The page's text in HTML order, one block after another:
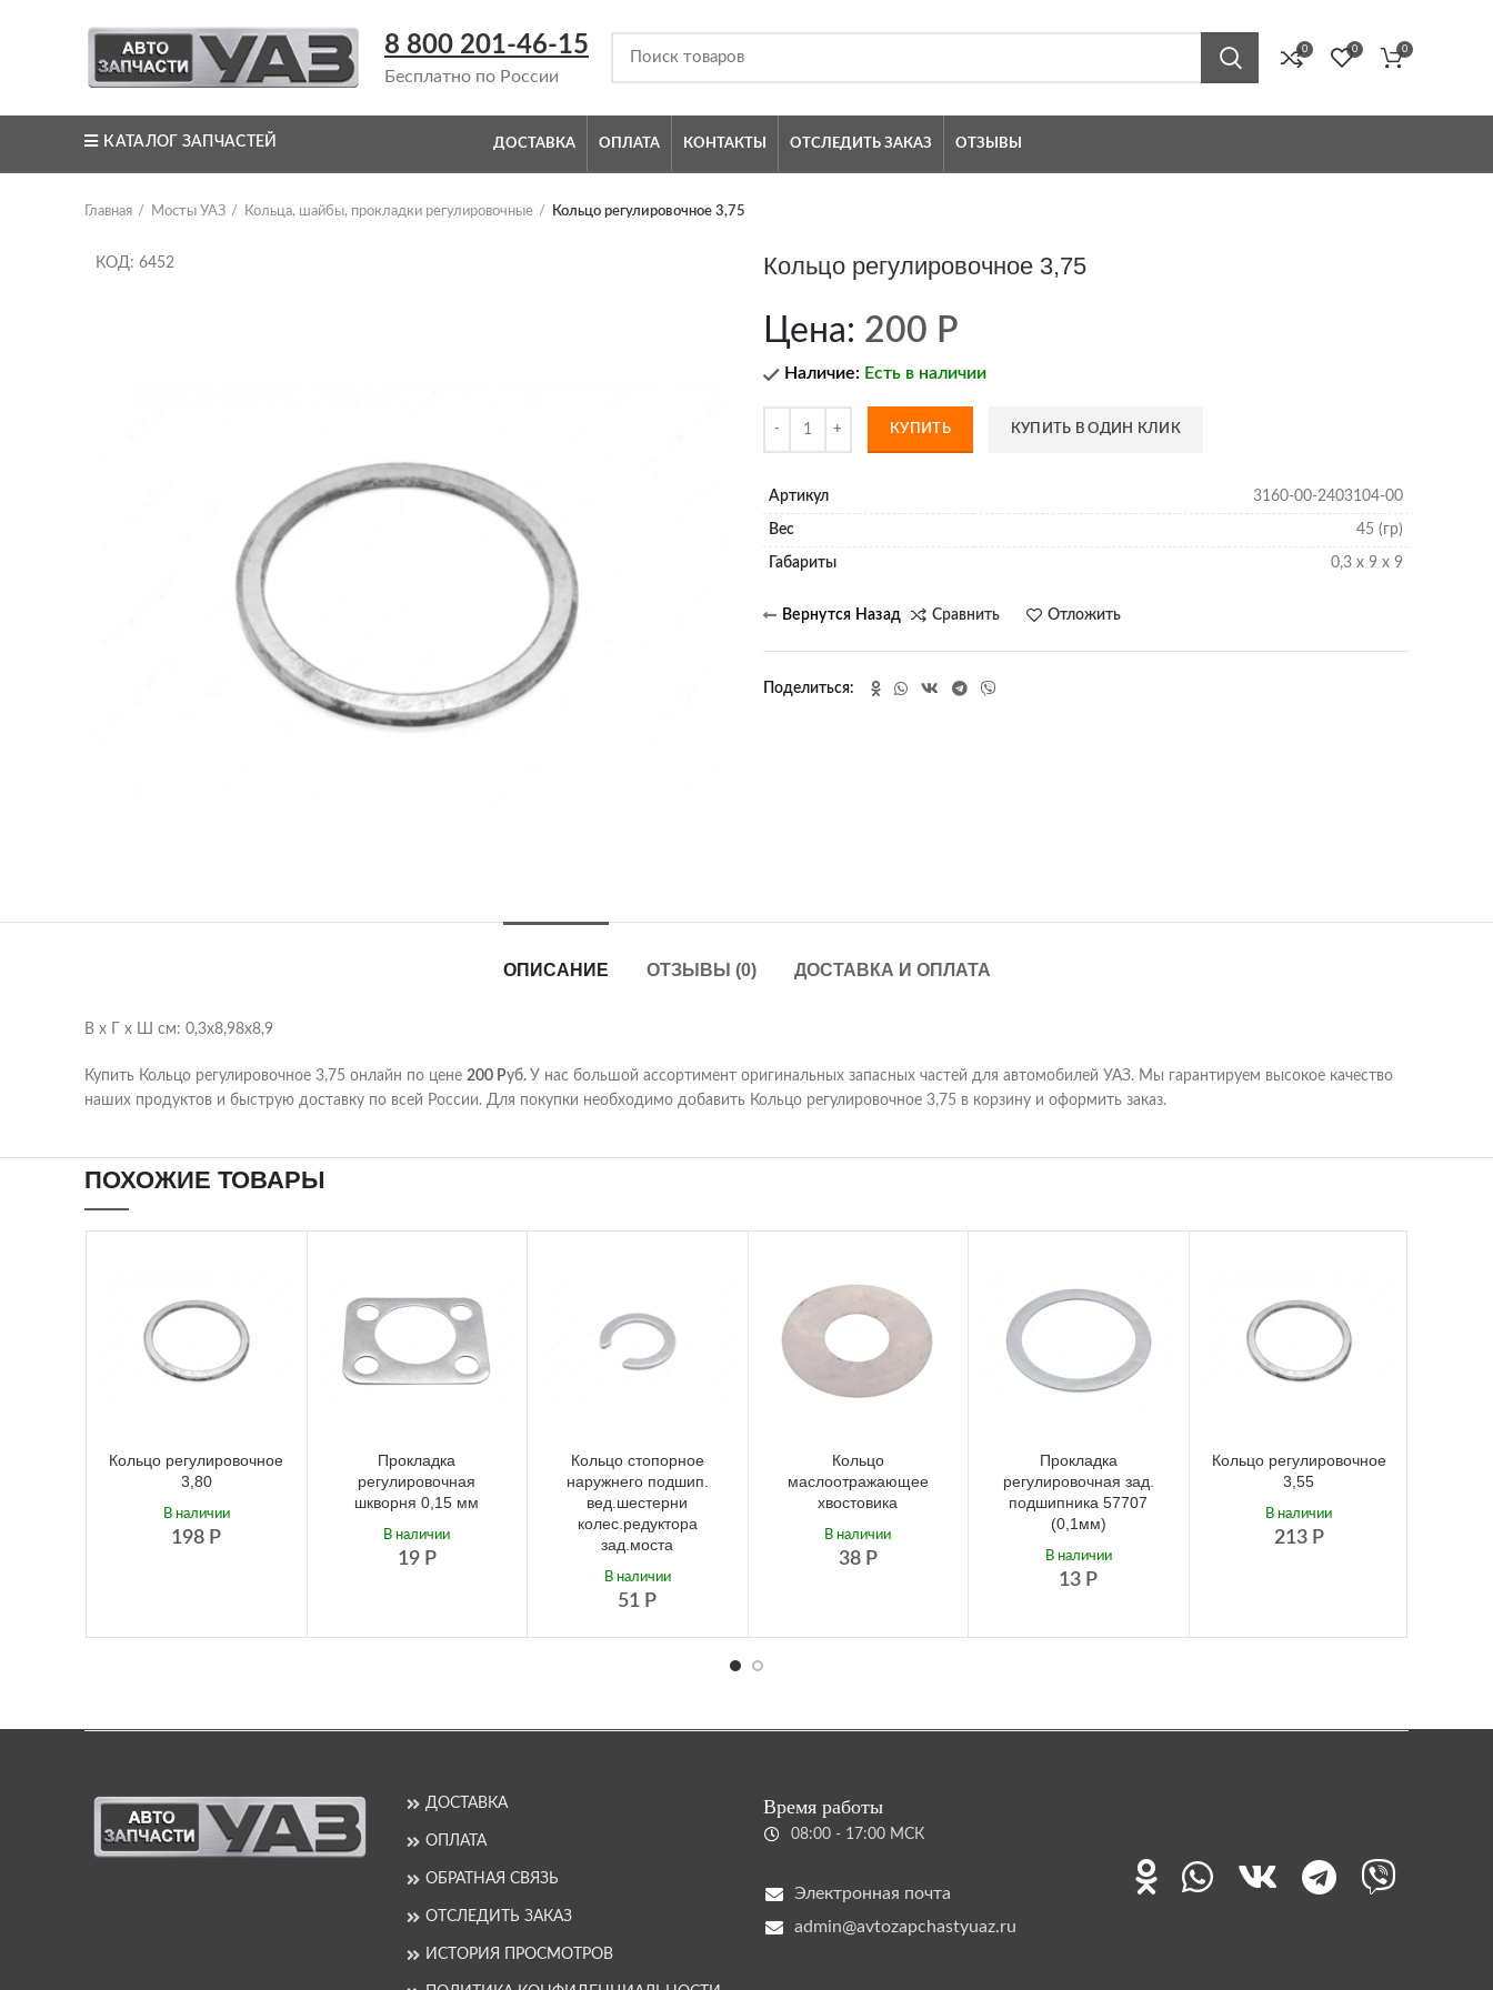
8 800 201-46-15
Бесплатно по России
0 0 0
КАТАЛОГ ЗАПЧАСТЕЙ ДОСТАВКА ОПЛАТА КОНТАКТЫ ОТСЛЕДИТЬ ЗАКАЗ ОТЗЫВЫ
Главная Мосты УАЗ Кольца, шайбы, прокладки регулировочные Кольцо регулировочное 3,75
КОД: 6452 Кольцо регулировочное 3,75
Цена: 200 Р
Наличие: Есть в наличии
КУПИТЬ КУПИТЬ В ОДИН КЛИК
Артикул 3160-00-2403104-00
Вес 45 (гр)
Габариты 0,3 х 9 х 9
Сравнить Отложить
Поделиться
ОПИСАНИЕ ОТЗЫВЫ (0) ДОСТАВКА И ОПЛАТА
В х Г х Ш см: 0,3х8,98х8,9
Купить Кольцо регулировочное 3,75 онлайн по цене 200 Руб. У нас большой ассортимент оригинальных запасных частей для автомобилей УАЗ. Мы гарантируем высокое качество
наших продуктов и быструю доставку по всей России. Для покупки необходимо добавить Кольцо регулировочное 3,75 в корзину и оформить заказ.
ПОХОЖИЕ ТОВАРЫ
Кольцо регулировочное
3,80
198 Р
В наличии
Прокладка
регулировочная
шкворня 0,15 мм
19 Р
В наличии
Кольцо стопорное
наружнего подшип.
вед.шестерни
колес.редуктора
зад.моста
51 Р
В наличии
Кольцо
маслоотражающее
хвостовика
38 Р
В наличии
Прокладка
регулировочная зад.
подшипника 57707
(0,1мм)
13 Р
В наличии
Кольцо регулировочное
3,55
213 Р
В наличии
ДОСТАВКА
ОПЛАТА
ОБРАТНАЯ СВЯЗЬ
ОТСЛЕДИТЬ ЗАКАЗ
ИСТОРИЯ ПРОСМОТРОВ
Время работы
08:00 - 17:00 МСК
Электронная почта
admin@avtozapchastyuaz.ru